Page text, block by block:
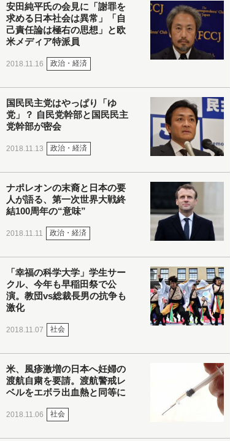
安田純平氏の会見に「謝罪を
求める日本社会は異常」「自
己責任論は極右の思想」と欧
米メディア特派員
2018.11.16 政治・経済
国民民主党はやっぱり「ゆ
党」？ 自民党幹部と国民民主
党幹部が密会
2018.11.13 政治・経済
ナポレオンの末裔と日本の要
人が語る、第一次世界大戦終
結100周年の“意味”
2018.11.11 政治・経済
「幸福の科学大学」学生サー
クル、今年も早稲田祭で公
演。教団vs総裁長男の抗争も
激化
2018.11.07 社会
米、風疹激増の日本へ妊婦の
渡航自粛を要請。渡航警戒レ
ベルをエボラ出血熱と同等に
2018.11.06 社会